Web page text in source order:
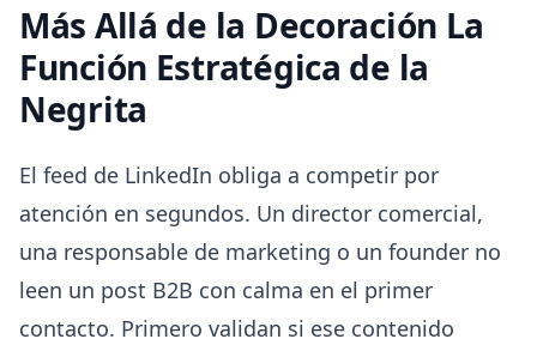
Más Allá de la Decoración La
Función Estratégica de la
Negrita
El feed de LinkedIn obliga a competir por
atención en segundos. Un director comercial,
una responsable de marketing o un founder no
leen un post B2B con calma en el primer
contacto. Primero validan si ese contenido